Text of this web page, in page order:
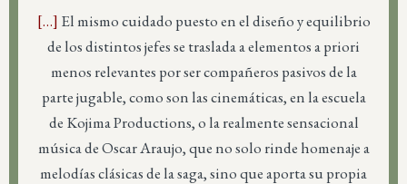
[…] El mismo cuidado puesto en el diseño y equilibrio
de los distintos jefes se traslada a elementos a priori
menos relevantes por ser compañeros pasivos de la
parte jugable, como son las cinemáticas, en la escuela
de Kojima Productions, o la realmente sensacional
música de Oscar Araujo, que no solo rinde homenaje a
melodías clásicas de la saga, sino que aporta su propia